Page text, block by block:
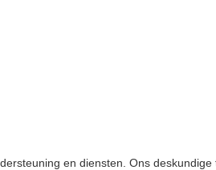
en diensten. Ons